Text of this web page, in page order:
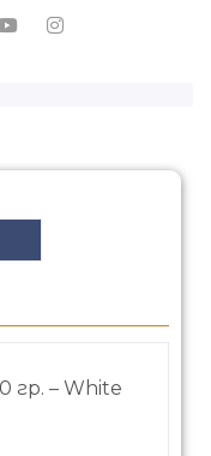
гр. – White